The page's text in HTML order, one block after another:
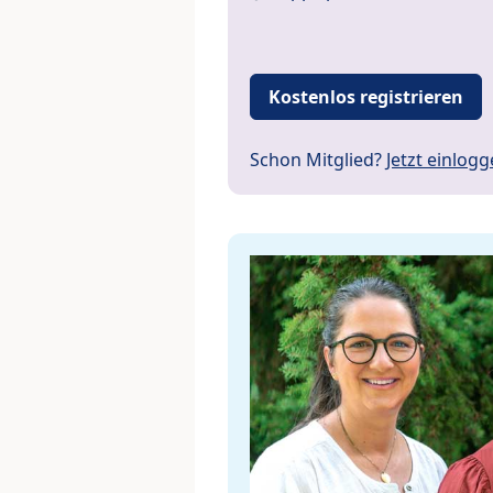
Kostenlos registrieren
Schon Mitglied? Jetzt